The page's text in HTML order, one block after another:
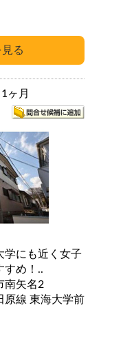
1ヶ月
学にも近く女子
すめ！..
南矢名2
原線 東海大学前